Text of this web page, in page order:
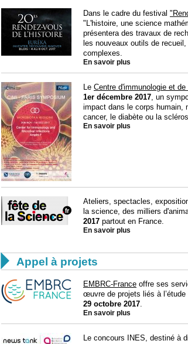
Dans le cadre du festival
"L'histoire, une science
présentera des travaux de
les nouveaux outils de
complexes.
En savoir plus
Le Centre d'immunologie et
1er décembre 2017, un
impact dans le corps humain,
cancer, le diabète ou la
En savoir plus
Ateliers, spectacles,
la science, des milliers
2017 partout en France.
En savoir plus
 Appel à projets
EMBRC-France offre ses
œuvre de projets liés à
29 octobre 2017.
En savoir plus
Le concours INES, destiné à